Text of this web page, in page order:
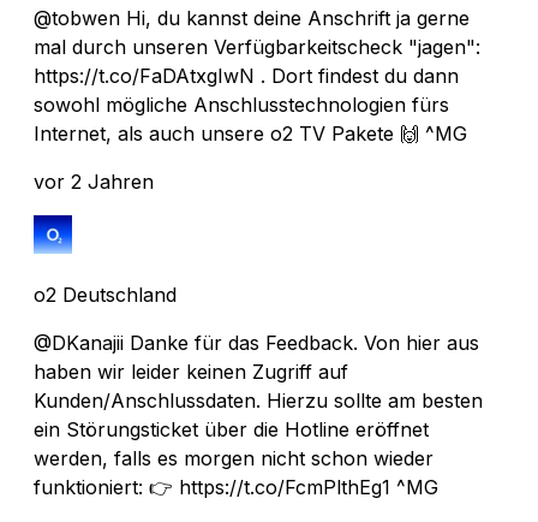
@tobwen Hi, du kannst deine Anschrift ja gerne
mal durch unseren Verfügbarkeitscheck "jagen":
https://t.co/FaDAtxgIwN . Dort findest du dann
sowohl mögliche Anschlusstechnologien fürs
Internet, als auch unsere o2 TV Pakete 🙌 ^MG
vor 2 Jahren
o2 Deutschland
@DKanajii Danke für das Feedback. Von hier aus
haben wir leider keinen Zugriff auf
Kunden/Anschlussdaten. Hierzu sollte am besten
ein Störungsticket über die Hotline eröffnet
werden, falls es morgen nicht schon wieder
funktioniert: 👉 https://t.co/FcmPlthEg1 ^MG